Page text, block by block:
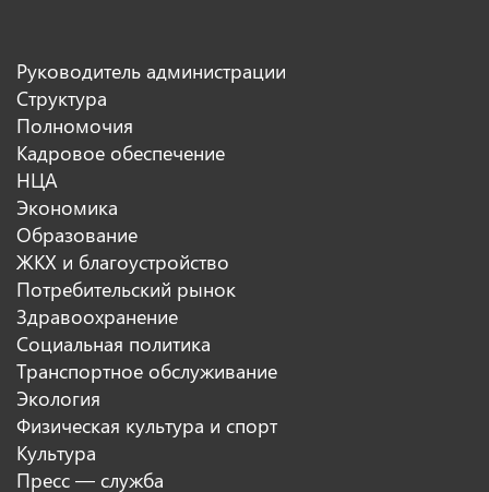
Руководитель администрации
Структура
Полномочия
Кадровое обеспечение
НЦА
Экономика
Образование
ЖКХ и благоустройство
Потребительский рынок
Здравоохранение
Социальная политика
Транспортное обслуживание
Экология
Физическая культура и спорт
Культура
Пресс — служба